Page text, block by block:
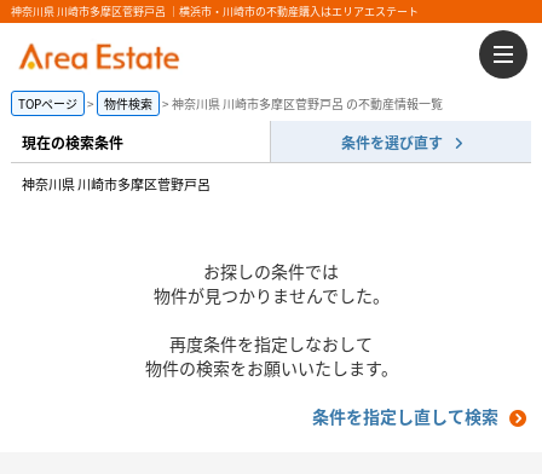
神奈川県 川崎市多摩区菅野戸呂 ｜横浜市・川崎市の不動産購入はエリアエステート
TOPページ 物件検索 神奈川県 川崎市多摩区菅野戸呂 の不動産情報一覧
現在の検索条件 条件を選び直す
神奈川県 川崎市多摩区菅野戸呂
お探しの条件では
物件が見つかりませんでした。
再度条件を指定しなおして
物件の検索をお願いいたします。
条件を指定し直して検索